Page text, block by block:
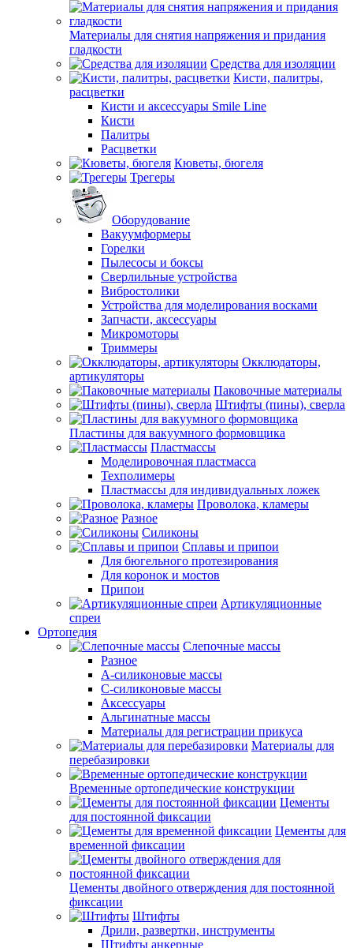
Материалы для снятия напряжения и придания
гладкости
Средства для изоляции
Кисти, палитры,
расцветки
Кисти и аксессуары Smile Line
Кисти
Палитры
Расцветки
Кюветы, бюгеля
Трегеры
Оборудование
Вакуумформеры
Горелки
Пылесосы и боксы
Сверлильные устройства
Вибростолики
Устройства для моделирования восками
Запчасти, аксессуары
Микромоторы
Триммеры
Окклюдаторы,
артикуляторы
Паковочные материалы
Штифты (пины), сверла
Пластины для вакуумного формовщика
Пластмассы
Моделировочная пластмасса
Техполимеры
Пластмассы для индивидуальных ложек
Проволока, кламеры
Разное
Силиконы
Сплавы и припои
Для бюгельного протезирования
Для коронок и мостов
Припои
Артикуляционные
спреи
Ортопедия
Слепочные массы
Разное
А-силиконовые массы
С-силиконовые массы
Аксессуары
Альгинатные массы
Материалы для регистрации прикуса
Материалы для
перебазировки
Временные ортопедические конструкции
Цементы
для постоянной фиксации
Цементы для
временной фиксации
Цементы двойного отверждения для постоянной
фиксации
Штифты
Дрили, развертки, инструменты
Штифты анкерные